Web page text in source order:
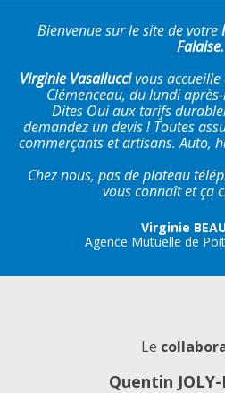
Bienvenue sur le site de votre
Falaise.
Virginie Vasalluccivous accueille
Clémenceau, du lundi
Dites Oui aux tarifs
demandez un devis ! Toutes
commerçants et artisans. Auto,
Chez nous, pas de plateau
vous connaît et ça
Virginie
Agence Mutuelle de
Le
Quentin